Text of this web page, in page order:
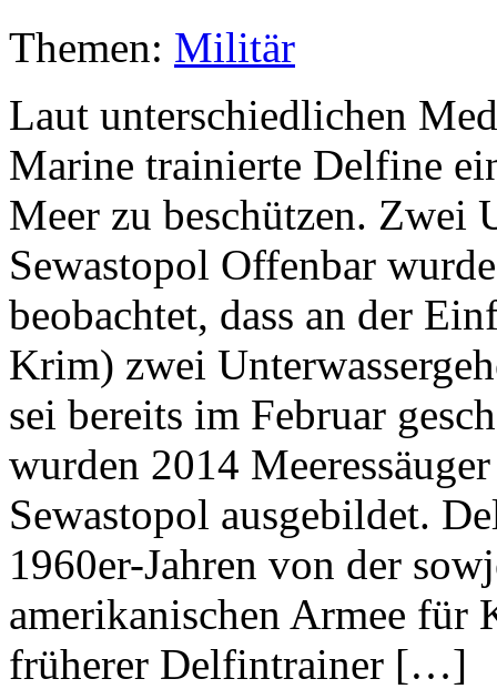
Themen: Militär
Laut unterschiedlichen
Marine trainierte Delfine
Meer zu beschützen. Zwei
Sewastopol Offenbar
beobachtet, dass an der
Krim) zwei
sei bereits im Februar
wurden 2014
Sewastopol ausgebildet.
1960er-Jahren von der
amerikanischen Armee für
früherer Delfintrainer […]